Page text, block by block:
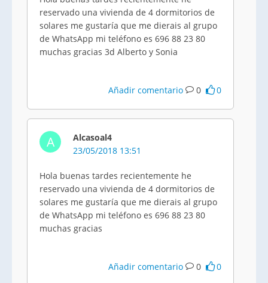
reservado una vivienda de 4 dormitorios de
solares me gustaría que me dierais al grupo
de WhatsApp mi teléfono es 696 88 23 80
muchas gracias 3d Alberto y Sonia
Añadir comentario 0 0
A
Alcasoal4
23/05/2018 13:51
Hola buenas tardes recientemente he
reservado una vivienda de 4 dormitorios de
solares me gustaría que me dierais al grupo
de WhatsApp mi teléfono es 696 88 23 80
muchas gracias
Añadir comentario 0 0